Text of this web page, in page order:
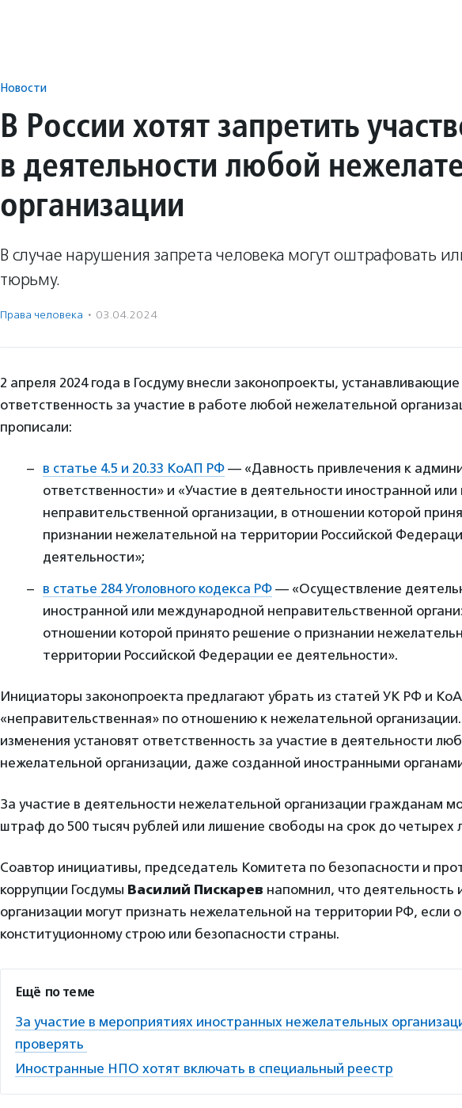
Новости
В России хотят запретить
в деятельности любой
организации
В случае нарушения запрета человека могут оштрафовать
тюрьму.
Права человека · 03.04.2024
2 апреля 2024 года в Госдуму внесли законопроекты, устанавливающие
ответственность за участие в работе любой нежелательной
прописали:
в статье 4.5 и 20.33 КоАП РФ — «Давность привлечения к
ответственности» и «Участие в деятельности иностранной
неправительственной организации, в отношении которой
признании нежелательной на территории Российской
деятельности»;
в статье 284 Уголовного кодекса РФ — «Осуществление
иностранной или международной неправительственной
отношении которой принято решение о признании
территории Российской Федерации ее деятельности».
Инициаторы законопроекта предлагают убрать из статей УК РФ и
«неправительственная» по отношению к нежелательной
изменения установят ответственность за участие в деятельности
нежелательной организации, даже созданной иностранными
За участие в деятельности нежелательной организации гражданам
штраф до 500 тысяч рублей или лишение свободы на срок до четырех
Соавтор инициативы, председатель Комитета по безопасности и
коррупции Госдумы Василий Пискарев напомнил, что деятельность
организации могут признать нежелательной на территории РФ, если
конституционному строю или безопасности страны.
Ещё по теме
За участие в мероприятиях иностранных нежелательных
проверять
Иностранные НПО хотят включать в специальный реестр